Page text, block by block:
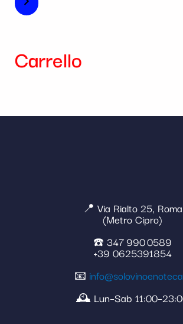
Carrello
📍 Via Rialto 25, Roma
(Metro Cipro)
☎️ 347 990 0589
+39 0625391854
📧
🕰️ Lun–Sab